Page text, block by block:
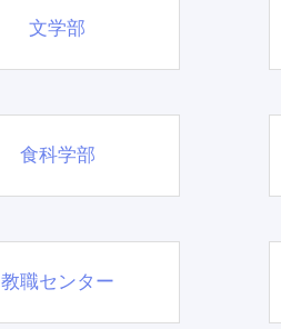
文学部
食科学部
教職センター